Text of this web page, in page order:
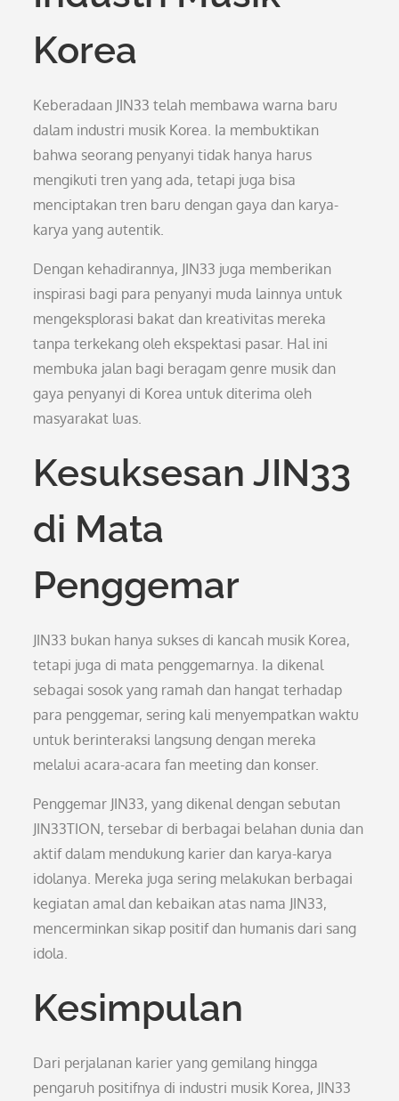
Korea
Keberadaan JIN33 telah membawa warna baru
dalam industri musik Korea. Ia membuktikan
bahwa seorang penyanyi tidak hanya harus
mengikuti tren yang ada, tetapi juga bisa
menciptakan tren baru dengan gaya dan karya-
karya yang autentik.
Dengan kehadirannya, JIN33 juga memberikan
inspirasi bagi para penyanyi muda lainnya untuk
mengeksplorasi bakat dan kreativitas mereka
tanpa terkekang oleh ekspektasi pasar. Hal ini
membuka jalan bagi beragam genre musik dan
gaya penyanyi di Korea untuk diterima oleh
masyarakat luas.
Kesuksesan JIN33
di Mata
Penggemar
JIN33 bukan hanya sukses di kancah musik Korea,
tetapi juga di mata penggemarnya. Ia dikenal
sebagai sosok yang ramah dan hangat terhadap
para penggemar, sering kali menyempatkan waktu
untuk berinteraksi langsung dengan mereka
melalui acara-acara fan meeting dan konser.
Penggemar JIN33, yang dikenal dengan sebutan
JIN33TION, tersebar di berbagai belahan dunia dan
aktif dalam mendukung karier dan karya-karya
idolanya. Mereka juga sering melakukan berbagai
kegiatan amal dan kebaikan atas nama JIN33,
mencerminkan sikap positif dan humanis dari sang
idola.
Kesimpulan
Dari perjalanan karier yang gemilang hingga
pengaruh positifnya di industri musik Korea, JIN33